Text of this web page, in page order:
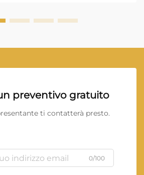
preventivo gratuito
ti contatterà presto.
0/100